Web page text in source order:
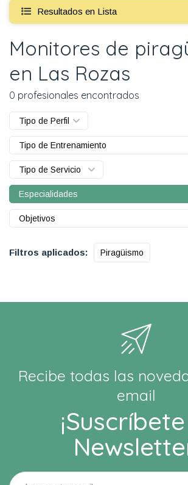
Resultados en Lista
Monitores de
en Las Rozas
0 profesionales encontrados
Tipo de Perfil
Tipo de Entrenamiento
Tipo de Servicio
Especialidades
Objetivos
Filtros aplicados: Piragüismo
Recibe todas las
email